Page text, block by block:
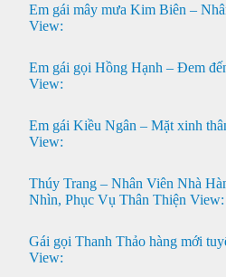
Em gái mây mưa Kim Biên –
View:
Em gái gọi Hồng Hạnh – Đem
View:
Em gái Kiều Ngân – Mặt xinh
View:
Thúy Trang – Nhân Viên Nhà
Nhìn, Phục Vụ Thân Thiện View:
Gái gọi Thanh Thảo hàng mới
View: